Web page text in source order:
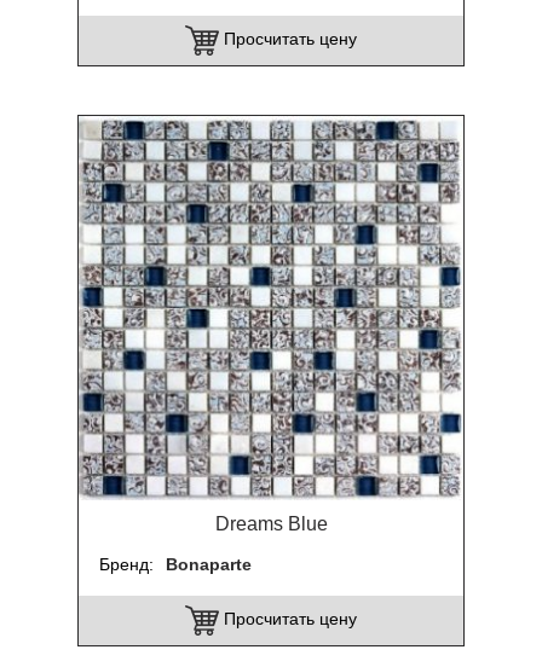
Просчитать цену
Dreams Blue
Бренд Bonaparte
Просчитать цену